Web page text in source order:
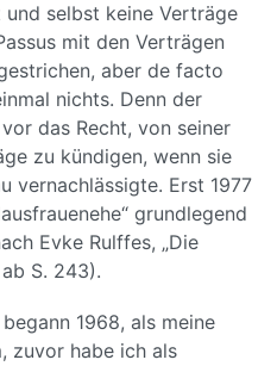
selbst keine Verträge
mit den Verträgen
aber de facto
nichts. Denn der
das Recht, von seiner
zu kündigen, wenn sie
vernachlässigte. Erst 1977
grundlegend
Evke Rulffes, „Die
S. 243).
1968, als meine
zuvor habe ich als